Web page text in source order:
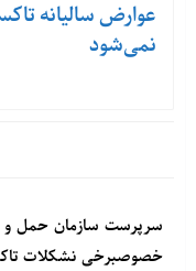
عوارض سالیانه
نمی‌شود
سرپرست سازمان حمل و
خصوصبرخی نشکلات